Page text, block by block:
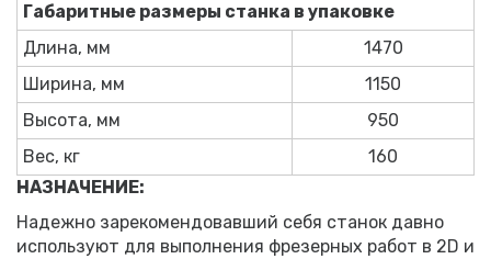
Габаритные размеры станка в упаковке
Длина, мм
1470
Ширина, мм
1150
Высота, мм
950
Вес, кг
160
НАЗНАЧЕНИЕ:
Надежно зарекомендовавший себя станок давно
используют для выполнения фрезерных работ в 2D и